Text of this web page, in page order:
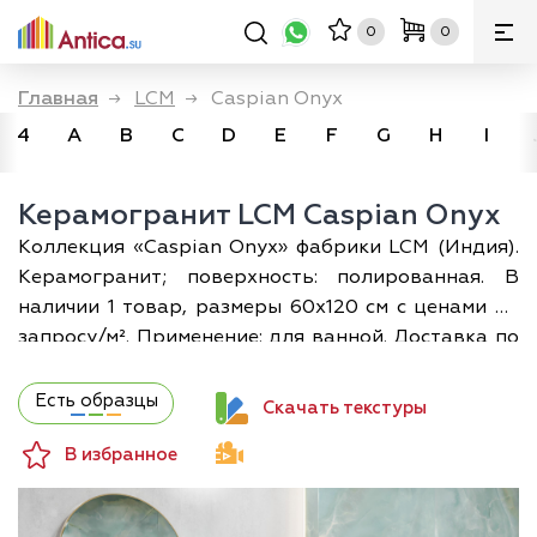
0 0
Главная → LCM → Caspian Onyx
4
A B C D E F G H I
Керамогранит LCM Caspian Onyx
Коллекция «Caspian Onyx» фабрики LCM (Индия).
Керамогранит; поверхность: полированная. В
наличии 1 товар, размеры 60х120 см с ценами по
запросу/м². Применение: для ванной. Доставка по
своему помещению в 3D можно прямо на сайте —
бесплатно.
Есть образцы Скачать текстуры
В избранное